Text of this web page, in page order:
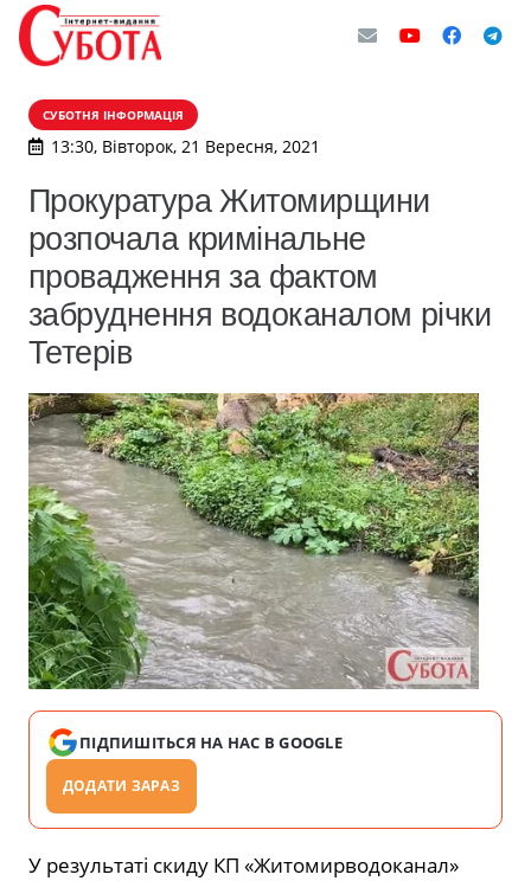
СУБОТНЯ ІНФОРМАЦІЯ
13:30, Вівторок, 21 Вересня, 2021
Прокуратура Житомирщини
розпочала кримінальне
провадження за фактом
забруднення водоканалом річки
Тетерів
ПІДПИШІТЬСЯ НА НАС В GOOGLE
ДОДАТИ ЗАРАЗ
У результаті скиду КП «Житомирводоканал»